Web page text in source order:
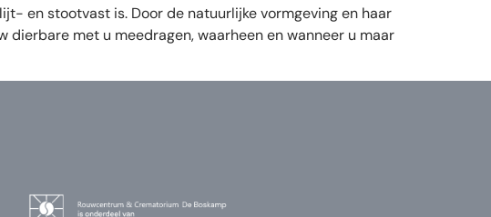
en stootvast is. Door de natuurlijke vormgeving en haar
met u meedragen, waarheen en wanneer u maar